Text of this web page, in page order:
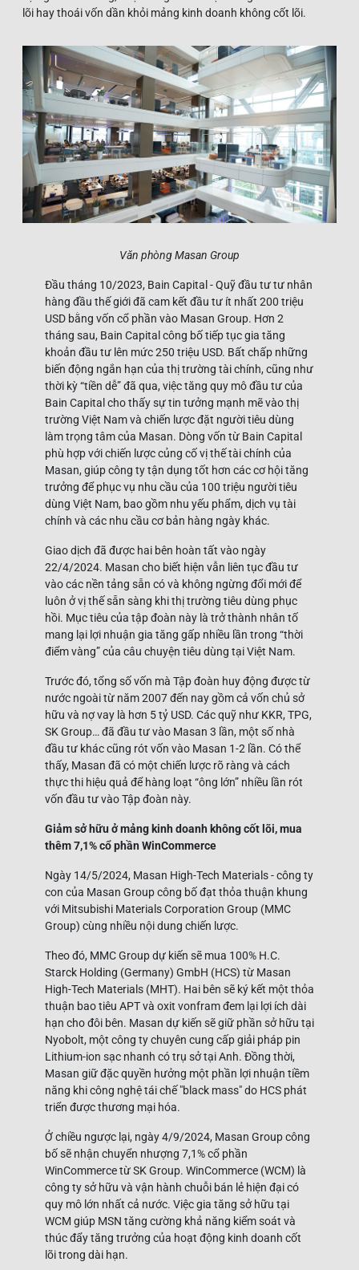
lõi hay thoái vốn dần khỏi mảng kinh doanh không cốt lõi.
Văn phòng Masan Group
Đầu tháng 10/2023, Bain Capital - Quỹ đầu tư tư nhân
hàng đầu thế giới đã cam kết đầu tư ít nhất 200 triệu
USD bằng vốn cổ phần vào Masan Group. Hơn 2
tháng sau, Bain Capital công bố tiếp tục gia tăng
khoản đầu tư lên mức 250 triệu USD. Bất chấp những
biến động ngắn hạn của thị trường tài chính, cũng như
thời kỳ “tiền dễ” đã qua, việc tăng quy mô đầu tư của
Bain Capital cho thấy sự tin tưởng mạnh mẽ vào thị
trường Việt Nam và chiến lược đặt người tiêu dùng
làm trọng tâm của Masan. Dòng vốn từ Bain Capital
phù hợp với chiến lược củng cố vị thế tài chính của
Masan, giúp công ty tận dụng tốt hơn các cơ hội tăng
trưởng để phục vụ nhu cầu của 100 triệu người tiêu
dùng Việt Nam, bao gồm nhu yếu phẩm, dịch vụ tài
chính và các nhu cầu cơ bản hàng ngày khác.
Giao dịch đã được hai bên hoàn tất vào ngày
22/4/2024. Masan cho biết hiện vẫn liên tục đầu tư
vào các nền tảng sẵn có và không ngừng đổi mới để
luôn ở vị thế sẵn sàng khi thị trường tiêu dùng phục
hồi. Mục tiêu của tập đoàn này là trở thành nhân tố
mang lại lợi nhuận gia tăng gấp nhiều lần trong “thời
điểm vàng” của câu chuyện tiêu dùng tại Việt Nam.
Trước đó, tổng số vốn mà Tập đoàn huy động được từ
nước ngoài từ năm 2007 đến nay gồm cả vốn chủ sở
hữu và nợ vay là hơn 5 tỷ USD. Các quỹ như KKR, TPG,
SK Group… đã đầu tư vào Masan 3 lần, một số nhà
đầu tư khác cũng rót vốn vào Masan 1-2 lần. Có thể
thấy, Masan đã có một chiến lược rõ ràng và cách
thực thi hiệu quả để hàng loạt “ông lớn” nhiều lần rót
vốn đầu tư vào Tập đoàn này.
Giảm sở hữu ở mảng kinh doanh không cốt lõi, mua
thêm 7,1% cổ phần WinCommerce
Ngày 14/5/2024, Masan High-Tech Materials - công ty
con của Masan Group công bố đạt thỏa thuận khung
với Mitsubishi Materials Corporation Group (MMC
Group) cùng nhiều nội dung chiến lược.
Theo đó, MMC Group dự kiến sẽ mua 100% H.C.
Starck Holding (Germany) GmbH (HCS) từ Masan
High-Tech Materials (MHT). Hai bên sẽ ký kết một thỏa
thuận bao tiêu APT và oxit vonfram đem lại lợi ích dài
hạn cho đôi bên. Masan dự kiến sẽ giữ phần sở hữu tại
Nyobolt, một công ty chuyên cung cấp giải pháp pin
Lithium-ion sạc nhanh có trụ sở tại Anh. Đồng thời,
Masan giữ đặc quyền hưởng một phần lợi nhuận tiềm
năng khi công nghệ tái chế "black mass" do HCS phát
triển được thương mại hóa.
Ở chiều ngược lại, ngày 4/9/2024, Masan Group công
bố sẽ nhận chuyển nhượng 7,1% cổ phần
WinCommerce từ SK Group. WinCommerce (WCM) là
công ty sở hữu và vận hành chuỗi bán lẻ hiện đại có
quy mô lớn nhất cả nước. Việc gia tăng sở hữu tại
WCM giúp MSN tăng cường khả năng kiểm soát và
thúc đẩy tăng trưởng của hoạt động kinh doanh cốt
lõi trong dài hạn.